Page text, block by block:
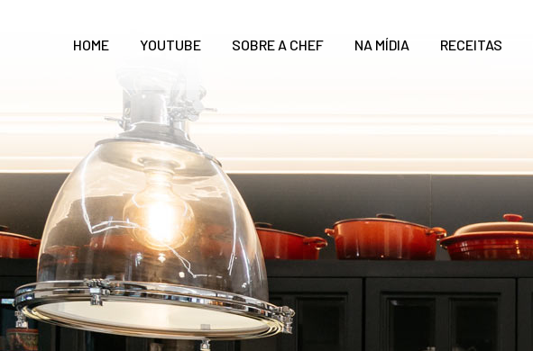
HOME YOUTUBE SOBRE A CHEF NA MÍDIA RECEITAS